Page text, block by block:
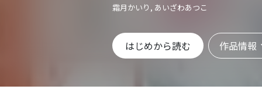
霜月かいり, あいざわあつこ
はじめから読む 作品情報